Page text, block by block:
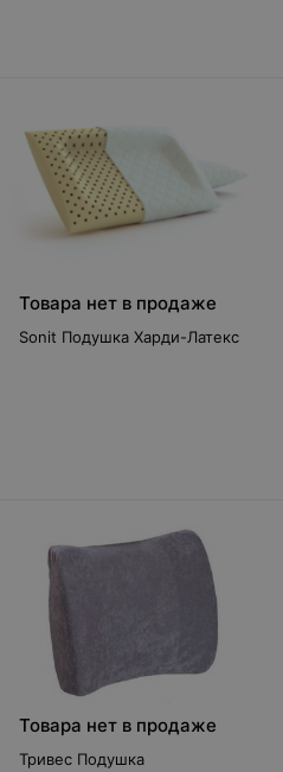
Товара нет в продаже
Sonit Подушка Харди-Латекс
Товара нет в продаже
Тривес Подушка